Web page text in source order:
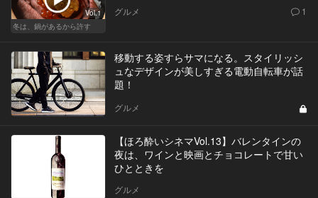
Vol.1
冬は、鍋があるから許す
グルメ 1
移動する姿すらサマになる。スタイリッシ
ュなデザインが美しすぎる電動自転車が話
題！
グルメ
【ほろ酔いシネマVol.13】バレンタインの
夜は、ワインと映画とチョコレートで甘い
ひとときを
グルメ